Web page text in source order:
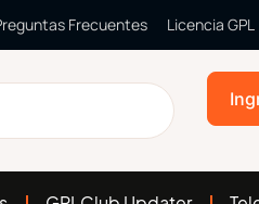
Frecuentes Licencia GPL